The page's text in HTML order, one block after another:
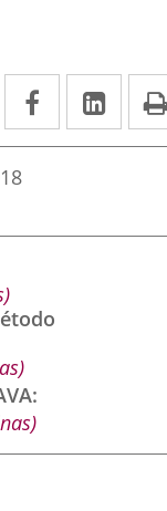
Facebook
Enlace
a
externa.
a